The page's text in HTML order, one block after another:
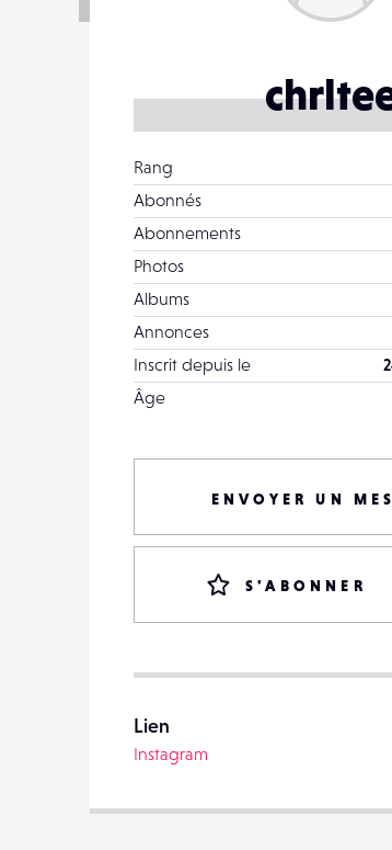
Rang
Abonnés
Abonnements
Photos
Albums
Annonces
Inscrit depuis le
Âge
ENVOYER UN
S'ABONNER
Lien
Instagram